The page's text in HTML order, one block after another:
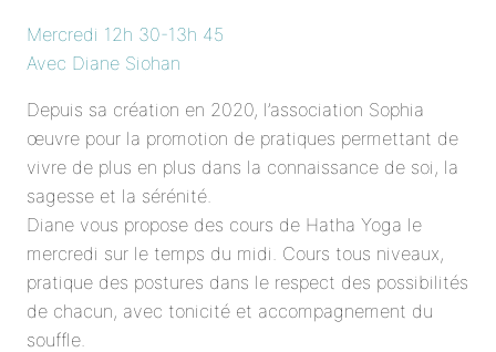
Mercredi 12h 30-13h 45
Avec Diane Siohan
Depuis sa création en 2020, l’association Sophia
œuvre pour la promotion de pratiques permettant de
vivre de plus en plus dans la connaissance de soi, la
sagesse et la sérénité.
Diane vous propose des cours de Hatha Yoga le
mercredi sur le temps du midi. Cours tous niveaux,
pratique des postures dans le respect des possibilités
de chacun, avec tonicité et accompagnement du
souffle.